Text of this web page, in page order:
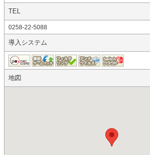
TEL
0258-22-5088
導入システム
地図